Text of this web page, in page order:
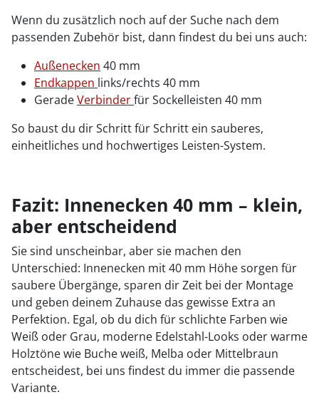
Wenn du zusätzlich noch auf der Suche nach dem
passenden Zubehör bist, dann findest du bei uns auch:
Außenecken 40 mm
Endkappen links/rechts 40 mm
GeradeVerbinderfür Sockelleisten 40 mm
So baust du dir Schritt für Schritt ein sauberes,
einheitliches und hochwertiges Leisten-System.
Fazit: Innenecken 40 mm – klein,
aber entscheidend
Sie sind unscheinbar, aber sie machen den
Unterschied: Innenecken mit 40 mm Höhe sorgen für
saubere Übergänge, sparen dir Zeit bei der Montage
und geben deinem Zuhause das gewisse Extra an
Perfektion. Egal, ob du dich für schlichte Farben wie
Weiß oder Grau, moderne Edelstahl-Looks oder warme
Holztöne wie Buche weiß, Melba oder Mittelbraun
entscheidest, bei uns findest du immer die passende
Variante.